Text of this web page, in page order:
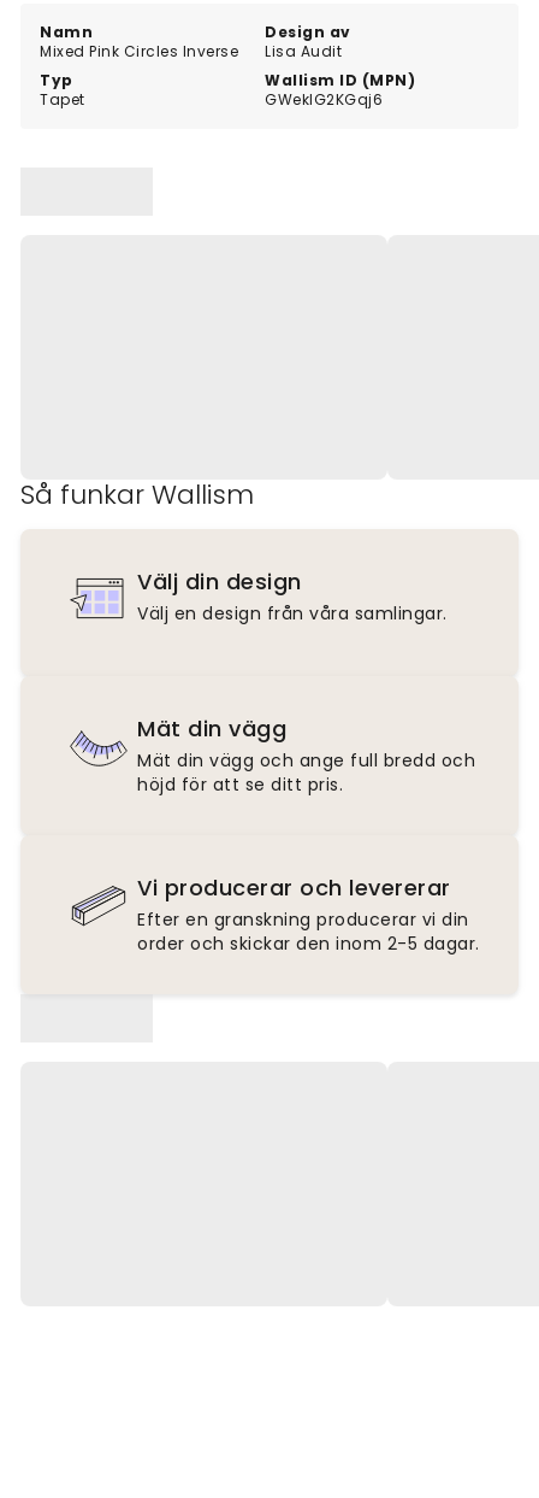
Namn
Mixed Pink Circles Inverse
Design av
Lisa Audit
Typ
Tapet
Wallism ID (MPN)
GWeklG2KGqj6
Så funkar Wallism
Välj din design
Välj en design från våra samlingar.
Mät din vägg
Mät din vägg och ange full bredd och
höjd för att se ditt pris.
Vi producerar och levererar
Efter en granskning producerar vi din
order och skickar den inom 2-5 dagar.